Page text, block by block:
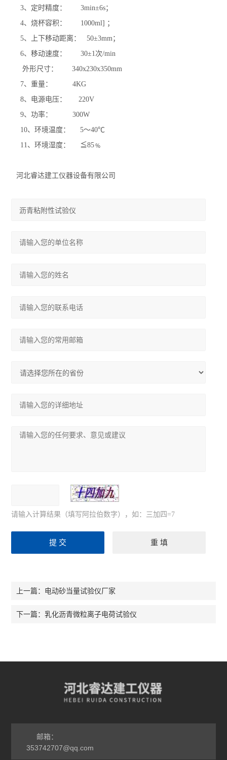
3、定时精度： 3min±6s；
4、烧杯容积： 1000ml] ；
5、上下移动距离： 50±3mm；
6、移动速度： 30±1次/min
外形尺寸： 340x230x350mm
7、重量： 4KG
8、电源电压： 220V
9、功率： 300W
10、环境温度： 5～40℃
11、环境湿度： ≦85﹪
河北睿达建工仪器设备有限公司
请输入计算结果（填写阿拉伯数字），如：三加四=7
上一篇： 电动砂当量试验仪厂家
下一篇：乳化沥青微粒离子电荷试验仪
邮箱：
353742707@qq.com